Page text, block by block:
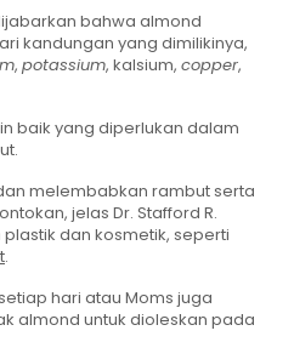
bahwa almond
kandungan yang dimilikinya,
, potassium, kalsium, copper,
baik yang diperlukan dalam
melembabkan rambut serta
jelas Dr. Stafford R.
dan kosmetik, seperti
.
hari atau Moms juga
almond untuk dioleskan pada